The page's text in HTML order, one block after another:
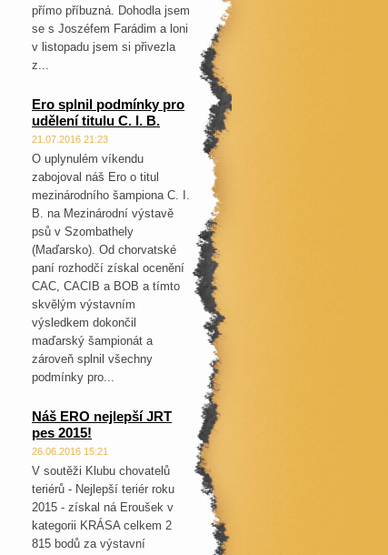
přímo příbuzná. Dohodla jsem
se s Joszéfem Farádim a loni
v listopadu jsem si přivezla
z...
Ero splnil podmínky pro
udělení titulu C. I. B.
21.07.2016 21:23
O uplynulém víkendu
zabojoval náš Ero o titul
mezinárodního šampiona C. I.
B. na Mezinárodní výstavě
psů v Szombathely
(Maďarsko). Od chorvatské
paní rozhodčí získal ocenění
CAC, CACIB a BOB a tímto
skvělým výstavním
výsledkem dokončil
maďarský šampionát a
zároveň splnil všechny
podmínky pro...
Náš ERO nejlepší JRT
pes 2015!
26.06.2016 15:21
V soutěži Klubu chovatelů
teriérů - Nejlepší teriér roku
2015 - získal ná Eroušek v
kategorii KRÁSA celkem 2
815 bodů za výstavní